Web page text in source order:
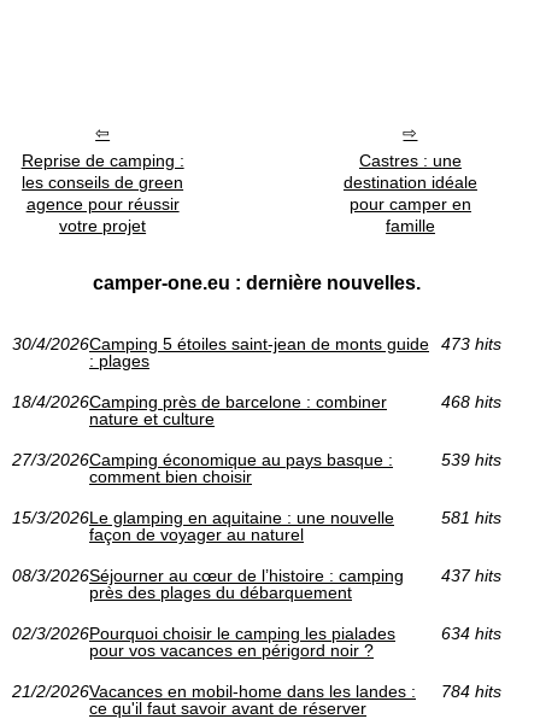
Reprise de camping :
les conseils de green
agence pour réussir
votre projet
Castres : une
destination idéale
pour camper en
famille
camper-one.eu : dernière nouvelles.
30/4/2026Camping 5 étoiles saint-jean de monts guide
: plages
473 hits
18/4/2026Camping près de barcelone : combiner
nature et culture
468 hits
27/3/2026Camping économique au pays basque :
comment bien choisir
539 hits
15/3/2026Le glamping en aquitaine : une nouvelle
façon de voyager au naturel
581 hits
08/3/2026Séjourner au cœur de l’histoire : camping
près des plages du débarquement
437 hits
02/3/2026Pourquoi choisir le camping les pialades
pour vos vacances en périgord noir ?
634 hits
21/2/2026Vacances en mobil-home dans les landes :
ce qu'il faut savoir avant de réserver
784 hits